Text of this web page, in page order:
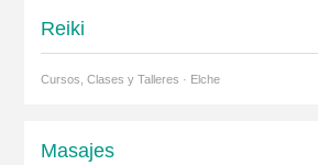
Reiki
Cursos, Clases y Talleres · Elche
Masajes